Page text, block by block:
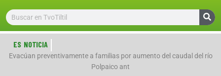
ES NOTICIA
Evacúan preventivamente a familias por aumento del caudal del río
Polpaico ant